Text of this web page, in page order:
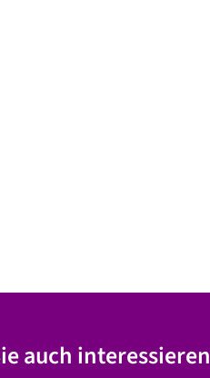
auch interessieren